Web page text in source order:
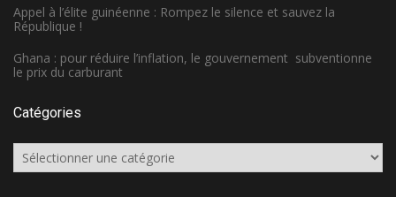
Appel à l’élite guinéenne : Rompez le silence et sauvez la
République !
Ghana : pour réduire l’inflation, le gouvernement subventionne
le prix du carburant
Catégories
Catégories